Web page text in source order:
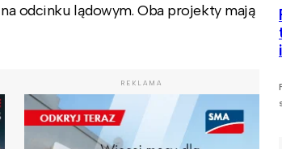
odcinku lądowym. Oba projekty mają
REKLAMA